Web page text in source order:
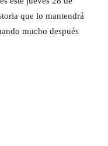
que lo mantendrá
mucho después